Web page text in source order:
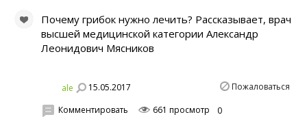
Почему грибок нужно лечить? Рассказывает, врач
высшей медицинской категории Александр
Леонидович Мясников
ale 15.05.2017 Пожаловаться
Комментировать 661 просмотр 0